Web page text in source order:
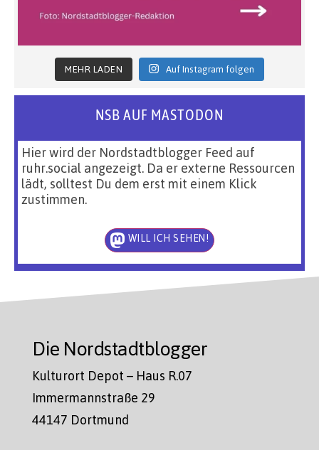
MEHR LADEN Auf Instagram folgen
NSB AUF MASTODON
Hier wird der Nordstadtblogger Feed auf
ruhr.social angezeigt. Da er externe Ressourcen
lädt, solltest Du dem erst mit einem Klick
zustimmen.
WILL ICH SEHEN!
Die Nordstadtblogger
Kulturort Depot – Haus R.07
Immermannstraße 29
44147 Dortmund